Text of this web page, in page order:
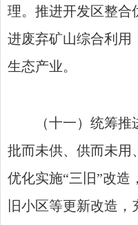
理。推进开发区整合
进废弃矿山综合利用
生态产业。
（十一）统筹推
批而未供、供而未用
优化实施“三旧”改造
旧小区等更新改造